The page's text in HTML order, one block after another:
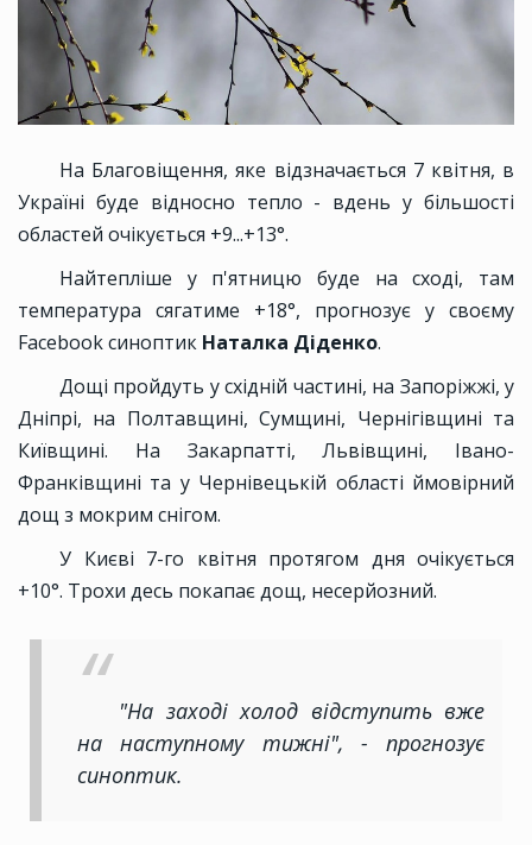
На Благовіщення, яке відзначається 7 квітня, в
Україні буде відносно тепло - вдень у більшості
областей очікується +9...+13°.
Найтепліше у п'ятницю буде на сході, там
температура сягатиме +18°, прогнозує у своєму
Facebook синоптик Наталка Діденко.
Дощі пройдуть у східній частині, на Запоріжжі, у
Дніпрі, на Полтавщині, Сумщині, Чернігівщині та
Київщині. На Закарпатті, Львівщині, Івано-
Франківщині та у Чернівецькій області ймовірний
дощ з мокрим снігом.
У Києві 7-го квітня протягом дня очікується
+10°. Трохи десь покапає дощ, несерйозний.
"На заході холод відступить вже
на наступному тижні", - прогнозує
синоптик.